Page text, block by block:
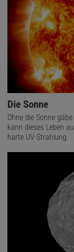
Die Sonne
Ohne die Sonne
kann dieses Leben
harte UV-Strahlung.